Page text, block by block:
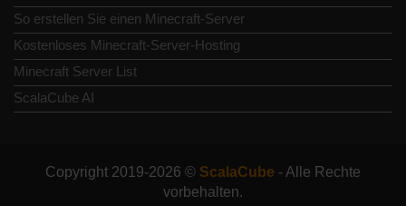
So erstellen Sie einen Minecraft-Server
Kostenloses Minecraft-Server-Hosting
Minecraft Server List
ScalaCube AI
Copyright 2019-2026 © ScalaCube - Alle Rechte
vorbehalten.